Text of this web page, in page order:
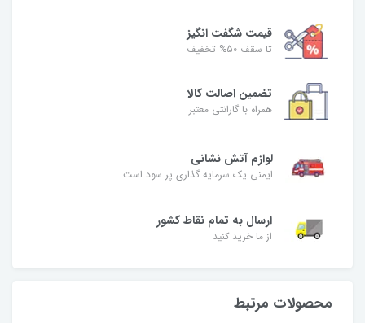
قیمت شگفت‌ انگیز
تا سقف 50% تخفیف
تضمین اصالت کالا
همراه با گارانتی معتبر
لوازم آتش نشانی
ایمنی یک سرمایه گذاری پر سود است
ارسال به تمام نقاط کشور
از ما خرید کنید
محصولات مرتبط